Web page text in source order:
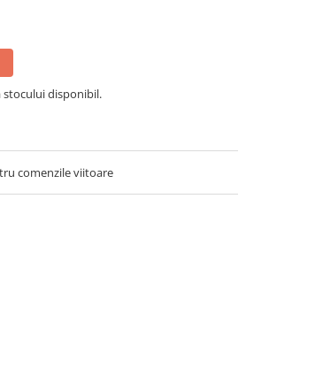
stocului disponibil.
comenzile viitoare